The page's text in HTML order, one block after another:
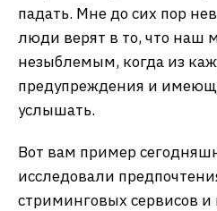
падать. Мне до сих пор
люди верят в то, что наш
незыблемым, когда из
предупреждения и
услышать.
Вот вам пример
исследовали
стриминговых сервисов